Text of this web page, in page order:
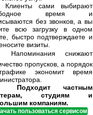
сами выбирают
время и
без звонков, а вы
всю загрузку в одном
быстро подтверждаете и
визиты.
снижают
пропусков, а порядок
экономит время
Подходит частным
студиям и
компаниям.
пользоваться сервисом